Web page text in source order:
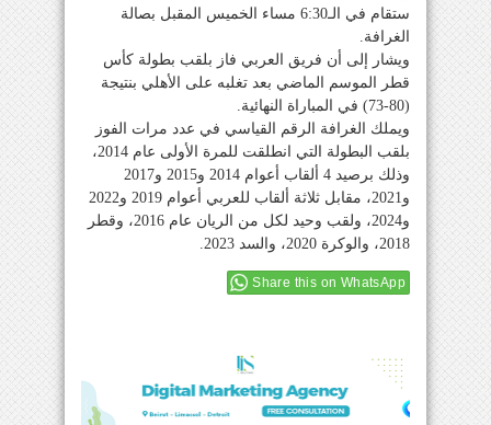
ستقام في الـ6:30 مساء الخميس المقبل بصالة
الغرافة.
ويشار إلى أن فريق العربي فاز بلقب بطولة كأس
قطر الموسم الماضي بعد تغلبه على الأهلي بنتيجة
(80-73) في المباراة النهائية.
ويملك الغرافة الرقم القياسي في عدد مرات الفوز
بلقب البطولة التي انطلقت للمرة الأولى عام 2014،
وذلك برصيد 4 ألقاب أعوام 2014 و2015 و2017
و2021، مقابل ثلاثة ألقاب للعربي أعوام 2019 و2022
و2024، ولقب وحيد لكل من الريان عام 2016، وقطر
2018، والوكرة 2020، والسد 2023.
Share this on WhatsApp